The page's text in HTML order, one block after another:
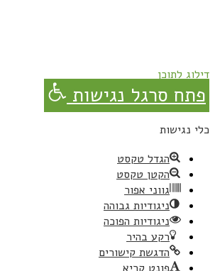
דילוג לתוכן
פתח סרגל נגישות
כלי נגישות
הגדל טקסט
הקטן טקסט
גווני אפור
ניגודיות גבוהה
ניגודיות הפוכה
רקע בהיר
הדגשת קישורים